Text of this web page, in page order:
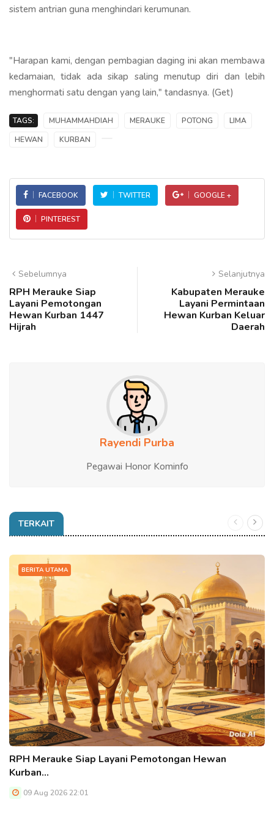
sistem antrian guna menghindari kerumunan.
"Harapan kami, dengan pembagian daging ini akan membawa
kedamaian, tidak ada sikap saling menutup diri dan lebih
menghormati satu dengan yang lain," tandasnya. (Get)
TAGS: MUHAMMAHDIAH MERAUKE POTONG
LIMA
HEWAN
KURBAN
FACEBOOK TWITTER GOOGLE +
PINTEREST
Sebelumnya
RPH Merauke Siap
Layani Pemotongan
Hewan Kurban 1447
Hijrah
Selanjutnya
Kabupaten Merauke
Layani Permintaan
Hewan Kurban Keluar
Daerah
Rayendi Purba
Pegawai Honor Kominfo
TERKAIT
BERITA UTAMA
RPH Merauke Siap Layani Pemotongan Hewan
Kurban…
09 Aug 2026 22:01